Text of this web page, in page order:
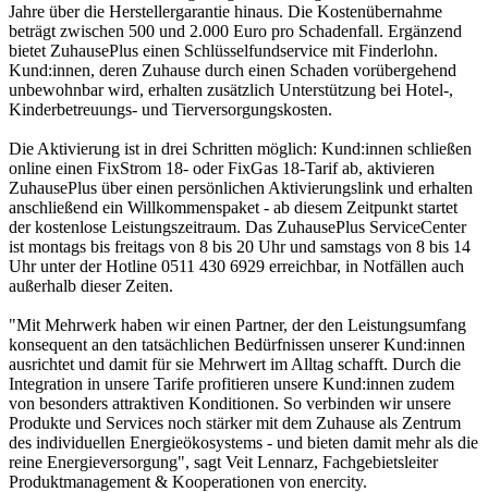
Jahre über die Herstellergarantie hinaus. Die Kostenübernahme
beträgt zwischen 500 und 2.000 Euro pro Schadenfall. Ergänzend
bietet ZuhausePlus einen Schlüsselfundservice mit Finderlohn.
Kund:innen, deren Zuhause durch einen Schaden vorübergehend
unbewohnbar wird, erhalten zusätzlich Unterstützung bei Hotel-,
Kinderbetreuungs- und Tierversorgungskosten.
Die Aktivierung ist in drei Schritten möglich: Kund:innen schließen
online einen FixStrom 18- oder FixGas 18-Tarif ab, aktivieren
ZuhausePlus über einen persönlichen Aktivierungslink und erhalten
anschließend ein Willkommenspaket - ab diesem Zeitpunkt startet
der kostenlose Leistungszeitraum. Das ZuhausePlus ServiceCenter
ist montags bis freitags von 8 bis 20 Uhr und samstags von 8 bis 14
Uhr unter der Hotline 0511 430 6929 erreichbar, in Notfällen auch
außerhalb dieser Zeiten.
"Mit Mehrwerk haben wir einen Partner, der den Leistungsumfang
konsequent an den tatsächlichen Bedürfnissen unserer Kund:innen
ausrichtet und damit für sie Mehrwert im Alltag schafft. Durch die
Integration in unsere Tarife profitieren unsere Kund:innen zudem
von besonders attraktiven Konditionen. So verbinden wir unsere
Produkte und Services noch stärker mit dem Zuhause als Zentrum
des individuellen Energieökosystems - und bieten damit mehr als die
reine Energieversorgung", sagt Veit Lennarz, Fachgebietsleiter
Produktmanagement & Kooperationen von enercity.